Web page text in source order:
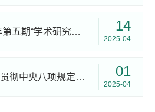
《管理世界》2025年第五期“学术研究与论文写作”（乡村振兴专题）研修班在南农举办 14
2025-04
经管院党委召开深入贯彻中央八项规定精神学习教育启动会 01
2025-04